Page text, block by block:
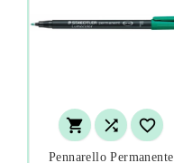
  
Pennarello Permanente